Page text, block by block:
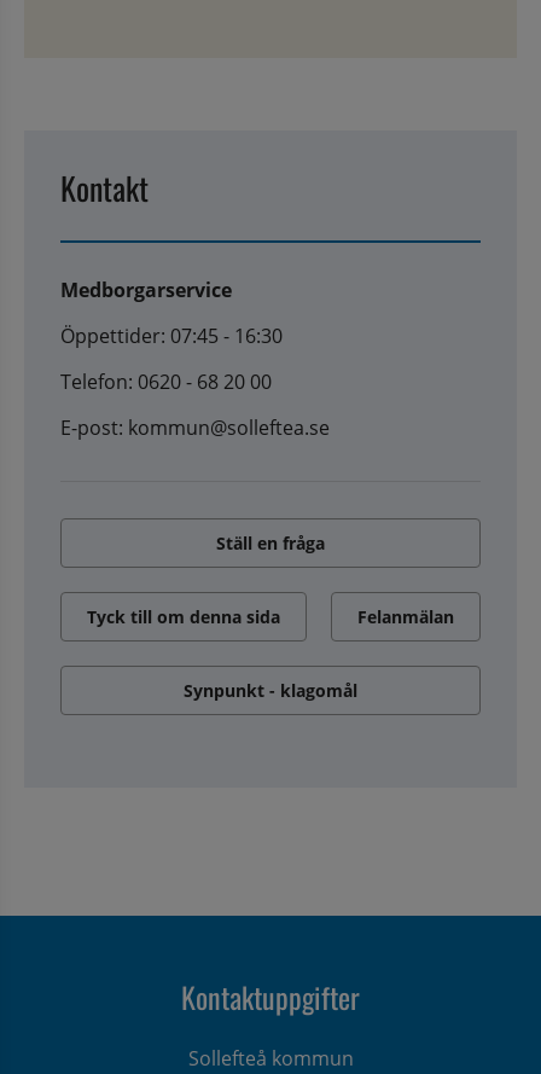
Kontakt
Medborgarservice
Öppettider: 07:45 - 16:30
Telefon: 0620 - 68 20 00
E-post: kommun@solleftea.se
Ställ en fråga
Tyck till om denna sida Felanmälan
Synpunkt - klagomål
Kontaktuppgifter
Sollefteå kommun